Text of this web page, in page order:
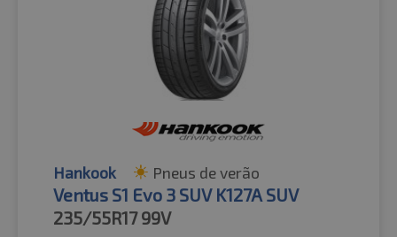
Hankook Pneus de verão
Ventus S1 Evo 3 SUV K127A SUV
235/55R17 99V